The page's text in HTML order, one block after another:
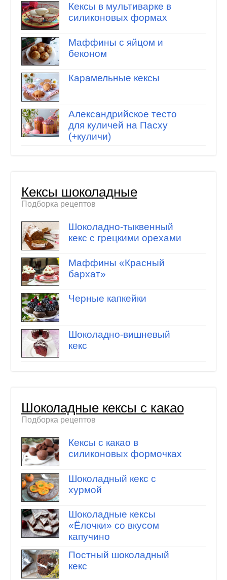
Кексы в мультиварке в
силиконовых формах
Маффины с яйцом и
беконом
Карамельные кексы
Александрийское тесто
для куличей на Пасху
(+куличи)
Кексы шоколадные
Подборка рецептов
Шоколадно-тыквенный
кекс с грецкими орехами
Маффины «Красный
бархат»
Черные капкейки
Шоколадно-вишневый
кекс
Шоколадные кексы с какао
Подборка рецептов
Кексы с какао в
силиконовых формочках
Шоколадный кекс с
хурмой
Шоколадные кексы
«Ёлочки» со вкусом
капучино
Постный шоколадный
кекс